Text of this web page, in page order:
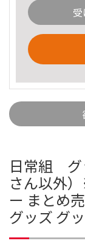
日常組 グ
さん以外
ー まとめ
グッズ グ